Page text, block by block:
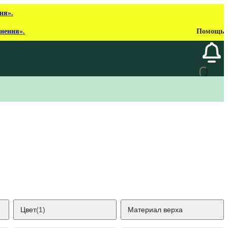
Помощь
Цвет(1) Материал верха